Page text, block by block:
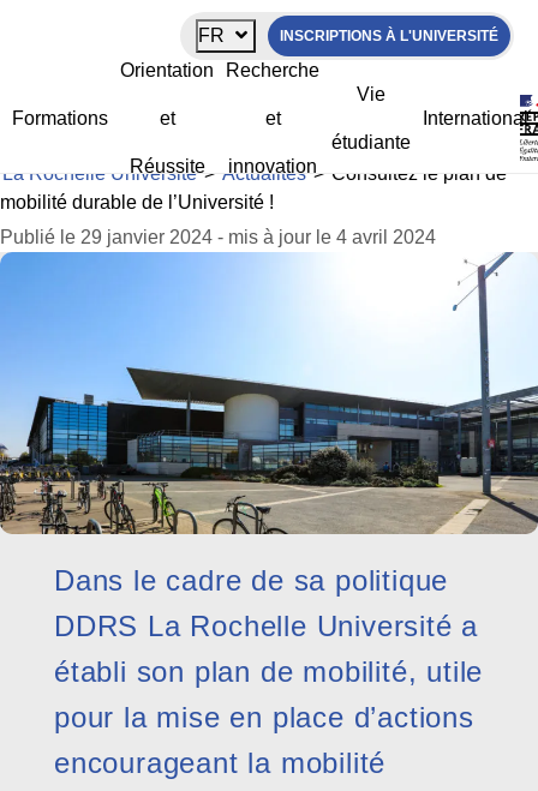
FR INSCRIPTIONS À L'UNIVERSITÉ
Formations
Orientation
et
Réussite
Recherche
et
innovation
Vie
étudiante
International
Consultez le plan de mobilité durable
de l’Université !
La Rochelle Université> Actualités> Consultez le plan de
mobilité durable de l’Université !
Publié le 29 janvier 2024 - mis à jour le 4 avril 2024
Dans le cadre de sa politique
DDRS La Rochelle Université a
établi son plan de mobilité, utile
pour la mise en place d’actions
encourageant la mobilité
Panneau de gestion des cookies